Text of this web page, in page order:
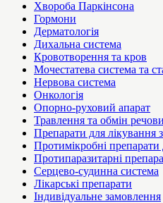
Хвороба Паркінсона
Гормони
Дерматологія
Дихальна система
Кровотворення та кров
Мочестатева система та
Нервова система
Онкологія
Опорно-руховий апарат
Травлення та обмін
Препарати для лікування
Протимікробні препарати
Протипаразитарні
Серцево-судинна система
Лікарські препарати
Індивідуальне замовлення